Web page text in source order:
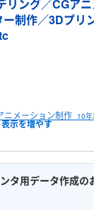
リング／CGア
ー制作／3Dプリ
ニメーション制作 10年
タ用データ作成の